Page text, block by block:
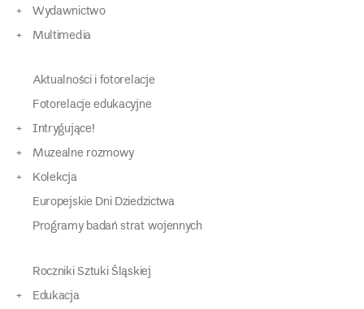
Wydawnictwo
Multimedia
Aktualności i fotorelacje
Fotorelacje edukacyjne
Intrygujące!
Muzealne rozmowy
Kolekcja
Europejskie Dni Dziedzictwa
Programy badań strat wojennych
Roczniki Sztuki Śląskiej
Edukacja